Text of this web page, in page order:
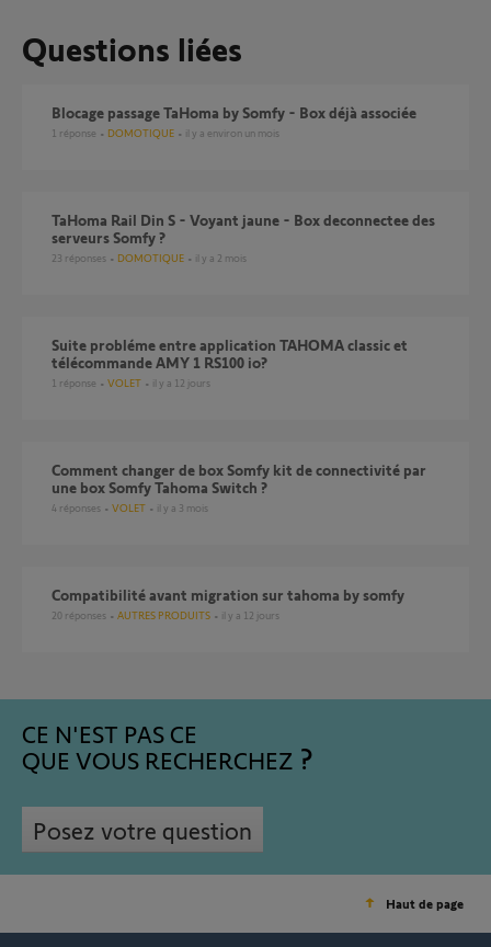
Questions liées
Blocage passage TaHoma by Somfy - Box déjà associée
1 réponse DOMOTIQUE il y a environ un mois
TaHoma Rail Din S - Voyant jaune - Box deconnectee des
serveurs Somfy ?
23 réponses DOMOTIQUE il y a 2 mois
Suite probléme entre application TAHOMA classic et
télécommande AMY 1 RS100 io?
1 réponse VOLET il y a 12 jours
Comment changer de box Somfy kit de connectivité par
une box Somfy Tahoma Switch ?
4 réponses VOLET il y a 3 mois
compatibilité avant migration sur tahoma by somfy
20 réponses AUTRES PRODUITS il y a 12 jours
CE N'EST PAS CE
QUE VOUS RECHERCHEZ
Posez votre question
Haut de page